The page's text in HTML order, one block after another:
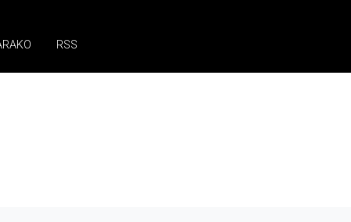
RSS